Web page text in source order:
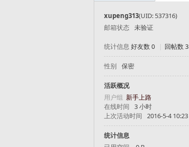
xupeng313(UID: 537316)
邮箱状态 未验证
统计信息 好友数 0 | 回帖数 3
性别 保密
活跃概况
用户组 新手上路
在线时间
3 小时
上次活动时间
2016-5-4 10:23
统计信息